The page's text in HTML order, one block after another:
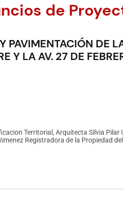
de
PAVIMENTACIÓN DE
Y LA AV. 27 DE
Territorial, Arquitecta Silvia Pilar
Registradora de la Propiedad